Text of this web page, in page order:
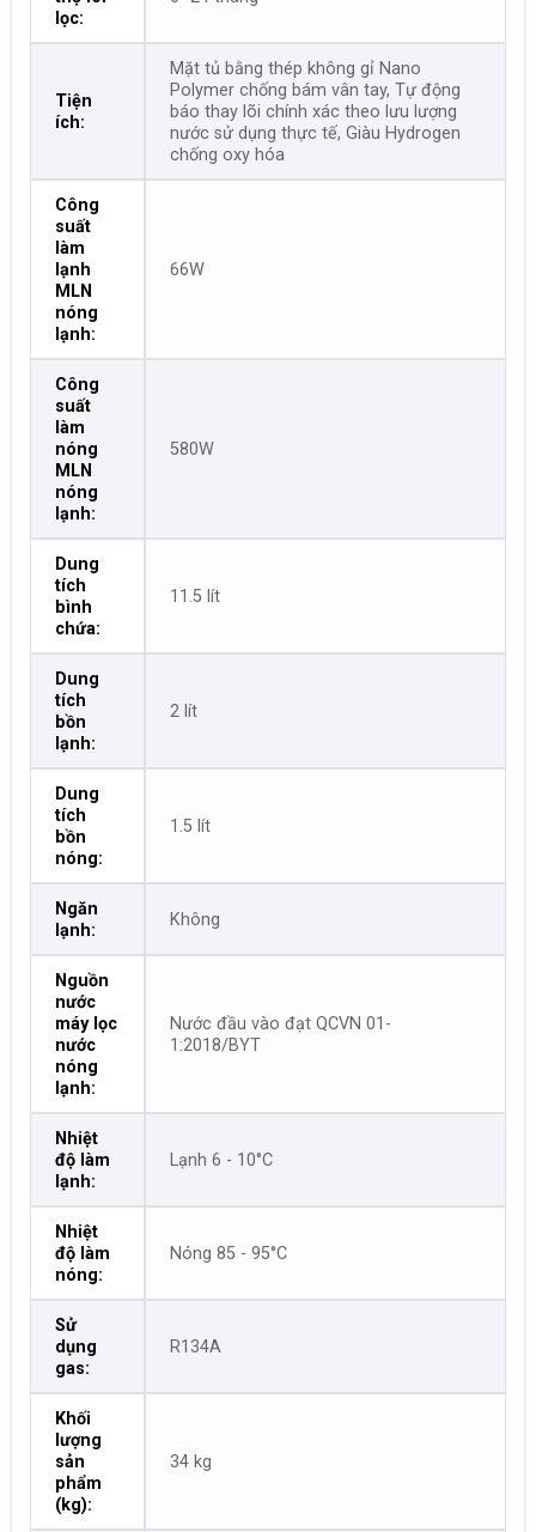
lọc:
Tiện
ích:
Mặt tủ bằng thép không gỉ Nano
Polymer chống bám vân tay, Tự động
báo thay lõi chính xác theo lưu lượng
nước sử dụng thực tế, Giàu Hydrogen
chống oxy hóa
Công
suất
làm
lạnh
MLN
nóng
lạnh:
66W
Công
suất
làm
nóng
MLN
nóng
lạnh:
580W
Dung
tích
bình
chứa:
11.5 lít
Dung
tích
bồn
lạnh:
2 lít
Dung
tích
bồn
nóng:
1.5 lít
Ngăn
lạnh:
Không
Nguồn
nước
máy lọc
nước
nóng
lạnh:
Nước đầu vào đạt QCVN 01-
1:2018/BYT
Nhiệt
độ làm
lạnh:
Lạnh 6 - 10°C
Nhiệt
độ làm
nóng:
Nóng 85 - 95°C
Sử
dụng
gas:
R134A
Khối
lượng
sản
phẩm
(kg):
34 kg